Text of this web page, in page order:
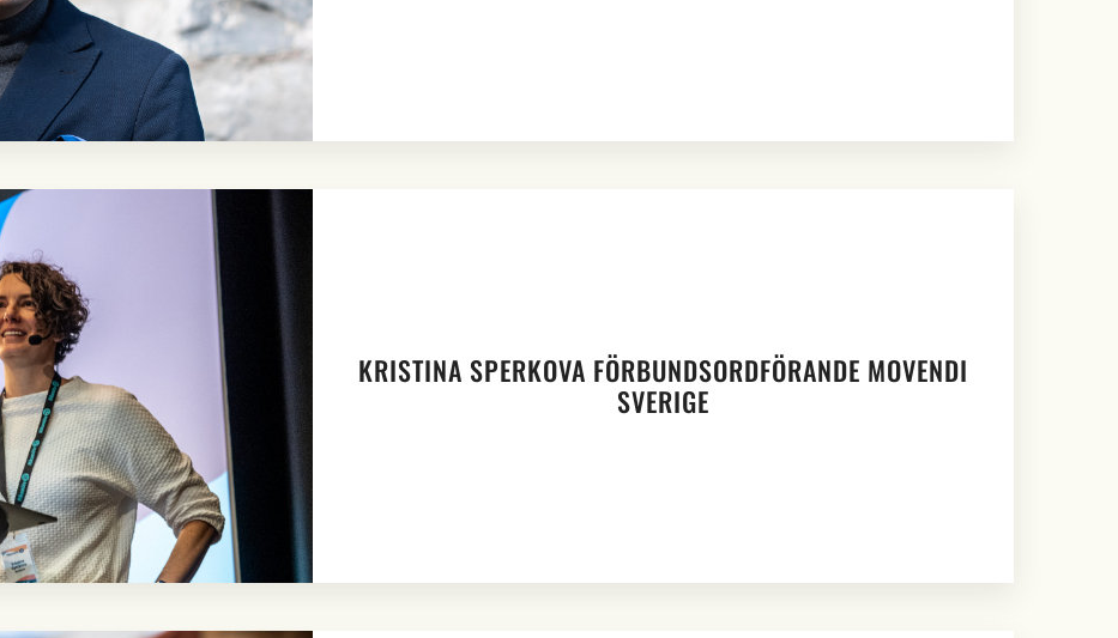
KRISTINA SPERKOVA FÖRBUNDSORDFÖRANDE MOVENDI
SVERIGE